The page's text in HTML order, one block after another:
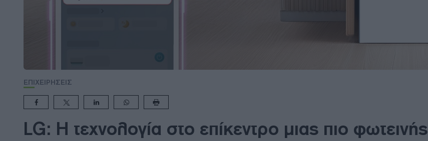
ΕΠΙΧΕΙΡΗΣΕΙΣ
LG: Η τεχνολογία στο επίκεντρο μιας πιο φωτεινής